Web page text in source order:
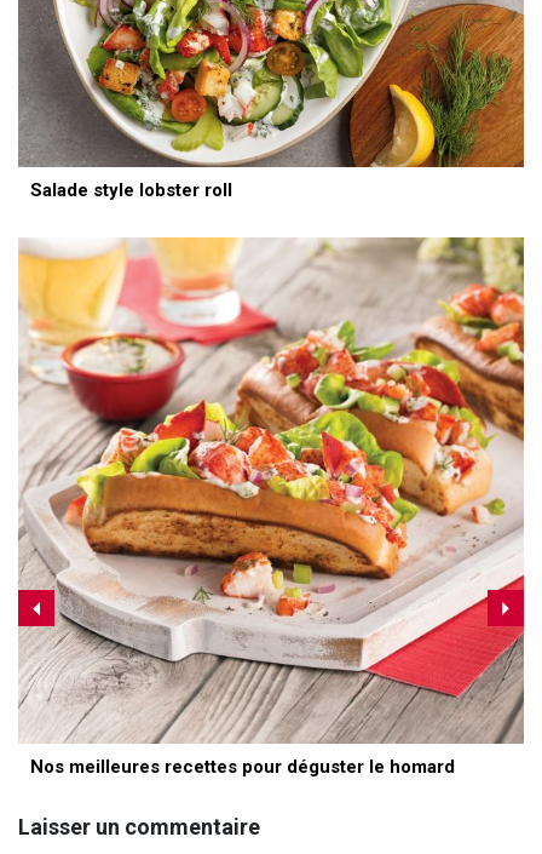
Salade style lobster roll
Nos meilleures recettes pour déguster le homard
Laisser un commentaire